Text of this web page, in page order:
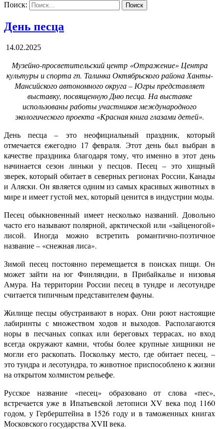
Поиск:
День песца
14.02.2025
Музейно-просветительский центр «Отражение» Центра
культуры и спорта гп. Талинка Октябрьского района Ханты-
Мансийского автономного округа – Югры представляет
выставку, посвященную Дню песца. На выставке
использованы работы участников международного
экологического проекта «Красная книга глазами детей».
День песца – это неофициальный праздник, который
отмечается ежегодно 17 февраля. Этот день был выбран в
качестве праздника благодаря тому, что именно в этот день
начинается сезон линьки у песцов. Песец – это хищный
зверек, который обитает в северных регионах России, Канады
и Аляски. Он является одним из самых красивых животных в
мире и имеет густой мех, который ценится в индустрии моды.
Песец обыкновенный имеет несколько названий. Довольно
часто его называют полярной, арктической или «зайценогой»
лисой. Иногда можно встретить романтично-поэтичное
название – «снежная лиса».
Зимой песец постоянно перемещается в поисках пищи. Он
может зайти на юг Финляндии, в Прибайкалье и низовья
Амура. На территории России песец в тундре и лесотундре
считается типичным представителем фауны.
Жилище песцы обустраивают в норах. Они роют настоящие
лабиринты с множеством ходов и выходов. Располагаются
норы в песчаных сопках или береговых террасах, но вход
всегда окружают камни, чтобы более крупные хищники не
могли его раскопать. Поскольку место, где обитает песец, –
это тундра и лесотундра, то животное приспособлено к жизни
на открытом холмистом рельефе.
Русское название «песец» образовано от слова «пес»,
встречается уже в Ипатьевской летописи XV века под 1160
годом, у Герберштейна в 1526 году и в таможенных книгах
Московского государства XVII века.